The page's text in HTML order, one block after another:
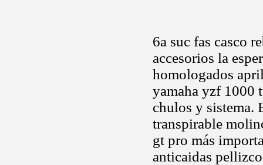
6a suc fas casco
accesorios la
homologados
yamaha yzf 1000
chulos y sistema.
transpirable
gt pro más
anticaidas